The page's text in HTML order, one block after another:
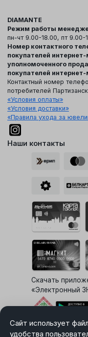
Сайт использует
удобства
DIAMANTE
Режим работы
пн-чт 9.00-18.00, пт 9.00-
Номер контактного
покупателей
уполномоченного
покупателей интернет-
Контактный номер
потребителей
«Условия оплаты»
«Условия доставки»
«Правила ухода за
Наши контакты
Скачать
«Электронный